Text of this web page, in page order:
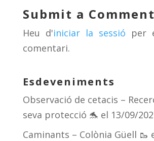
y d
s
a
m
ar
te
ix
Submit a Comment
Heu d'iniciar la sessió per
comentari.
Esdeveniments
Observació de cetacis –
seva protecció 🐬 el 13/09/
Caminants – Colònia Güell 🥾